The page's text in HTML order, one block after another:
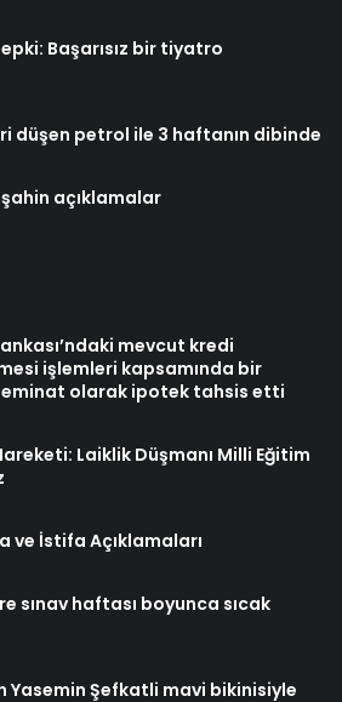
Başarısız bir tiyatro
düşen petrol ile 3 haftanın dibinde
açıklamalar
mevcut kredi
işlemleri kapsamında bir
olarak ipotek tahsis etti
Laiklik Düşmanı Milli Eğitim
ve İstifa Açıklamaları
sınav haftası boyunca sıcak
Yasemin Şefkatli mavi bikinisiyle